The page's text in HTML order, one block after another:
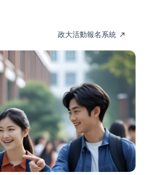
政大活動報名系統